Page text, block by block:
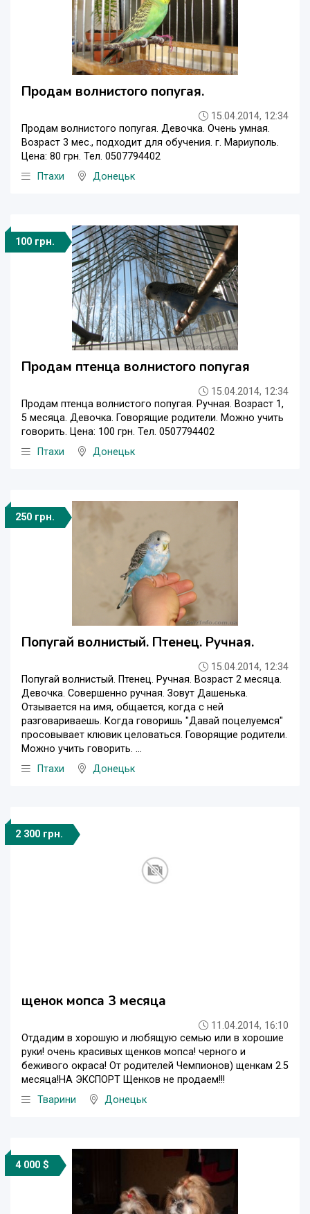
Продам волнистого попугая.
15.04.2014, 12:34
Продам волнистого попугая. Девочка. Очень умная.
Возраст 3 мес., подходит для обучения. г. Мариуполь.
Цена: 80 грн. Тел. 0507794402
Птахи
Донецьк
100 грн.
Продам птенца волнистого попугая
15.04.2014, 12:34
Продам птенца волнистого попугая. Ручная. Возраст 1,
5 месяца. Девочка. Говорящие родители. Можно учить
говорить. Цена: 100 грн. Тел. 0507794402
Птахи
Донецьк
250 грн.
Попугай волнистый. Птенец. Ручная.
15.04.2014, 12:34
Попугай волнистый. Птенец. Ручная. Возраст 2 месяца.
Девочка. Совершенно ручная. Зовут Дашенька.
Отзывается на имя, общается, когда с ней
разговариваешь. Когда говоришь "Давай поцелуемся"
просовывает клювик целоваться. Говорящие родители.
Можно учить говорить. ...
Птахи
Донецьк
2 300 грн.
щенок мопса 3 месяца
11.04.2014, 16:10
Отдадим в хорошую и любящую семью или в хорошие
руки! очень красивых щенков мопса! черного и
беживого окраса! От родителей Чемпионов) щенкам 2.5
месяца!НА ЭКСПОРТ Щенков не продаем!!!
Тварини
Донецьк
4 000 $